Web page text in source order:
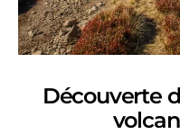
Découverte